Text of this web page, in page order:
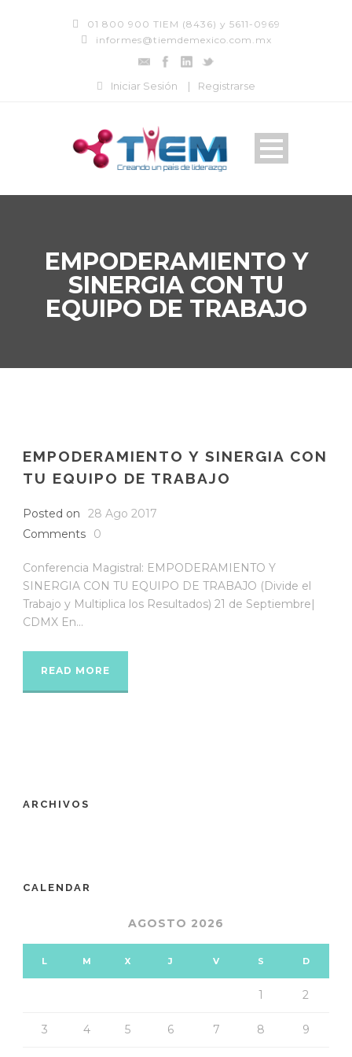
01 800 900 TIEM (8436) y 5611-0969
informes@tiemdemexico.com.mx
Iniciar Sesión | Registrarse
EMPODERAMIENTO Y
SINERGIA CON TU
EQUIPO DE TRABAJO
EMPODERAMIENTO Y SINERGIA CON
TU EQUIPO DE TRABAJO
Posted on
28 Ago 2017
Comments
0
Conferencia Magistral: EMPODERAMIENTO Y
SINERGIA CON TU EQUIPO DE TRABAJO (Divide el
Trabajo y Multiplica los Resultados) 21 de Septiembre|
CDMX En...
READ MORE
ARCHIVOS
CALENDAR
AGOSTO 2026
L M X J V S D
1 2
3 4 5 6 7 8 9